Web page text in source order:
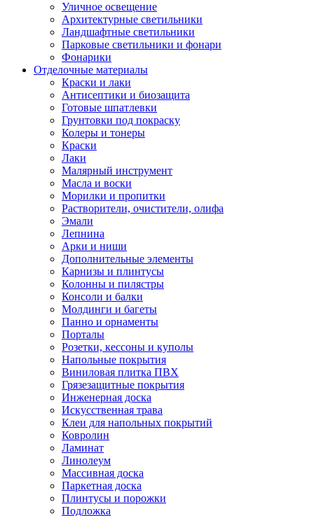
Уличное освещение
Архитектурные светильники
Ландшафтные светильники
Парковые светильники и фонари
Фонарики
Отделочные материалы
Краски и лаки
Антисептики и биозащита
Готовые шпатлевки
Грунтовки под покраску
Колеры и тонеры
Краски
Лаки
Малярный инструмент
Масла и воски
Морилки и пропитки
Растворители, очистители, олифа
Эмали
Лепнина
Арки и ниши
Дополнительные элементы
Карнизы и плинтусы
Колонны и пилястры
Консоли и балки
Молдинги и багеты
Панно и орнаменты
Порталы
Розетки, кессоны и куполы
Напольные покрытия
Виниловая плитка ПВХ
Грязезащитные покрытия
Инженерная доска
Искусственная трава
Клеи для напольных покрытий
Ковролин
Ламинат
Линолеум
Массивная доска
Паркетная доска
Плинтусы и порожки
Подложка